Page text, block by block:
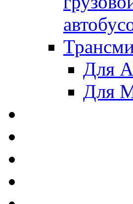
Для
Для